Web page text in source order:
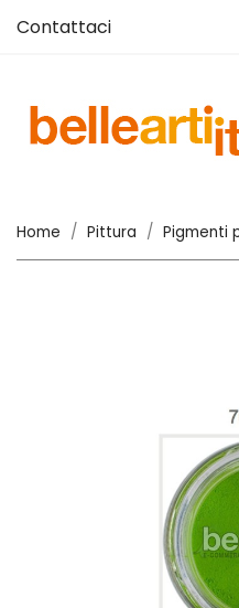
Contattaci
Home Pittura Pigmenti